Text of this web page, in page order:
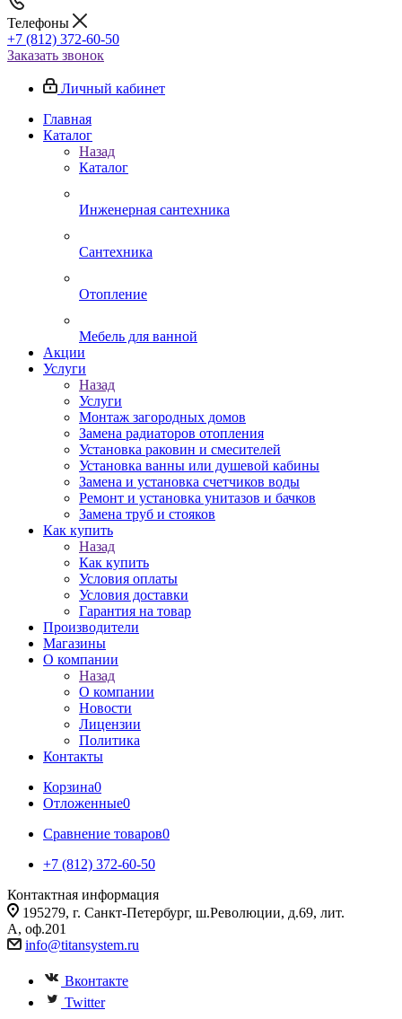
Телефоны
+7 (812) 372-60-50
Заказать звонок
Личный кабинет
Главная
Каталог
Назад
Каталог
Инженерная сантехника
Сантехника
Отопление
Мебель для ванной
Акции
Услуги
Назад
Услуги
Монтаж загородных домов
Замена радиаторов отопления
Установка раковин и смесителей
Установка ванны или душевой кабины
Замена и установка счетчиков воды
Ремонт и установка унитазов и бачков
Замена труб и стояков
Как купить
Назад
Как купить
Условия оплаты
Условия доставки
Гарантия на товар
Производители
Магазины
О компании
Назад
О компании
Новости
Лицензии
Политика
Контакты
Корзина0
Отложенные0
Сравнение товаров0
+7 (812) 372-60-50
Контактная информация
195279, г. Санкт-Петербург, ш.Революции, д.69, лит.
А, оф.201
info@titansystem.ru
Вконтакте
Twitter